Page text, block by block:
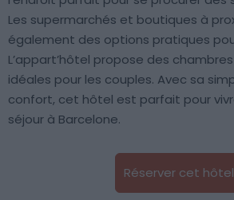
Les supermarchés et boutiques à
également des options pratiques
L’appart’hôtel propose des
idéales pour les couples. Avec sa
confort, cet hôtel est parfait pour
séjour à Barcelone.
Réserver cet hôtel